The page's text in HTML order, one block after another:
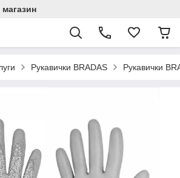
магазин
Рукавички BRADAS Рукавички